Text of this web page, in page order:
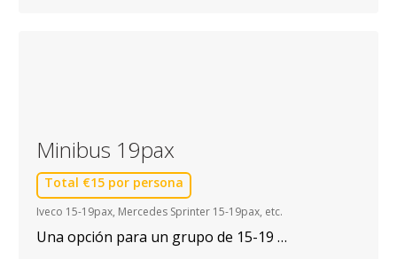
Minibus 19pax
Total €15 por persona
Iveco 15-19pax, Mercedes Sprinter 15-19pax, etc.
Una opción para un grupo de 15-19 personas